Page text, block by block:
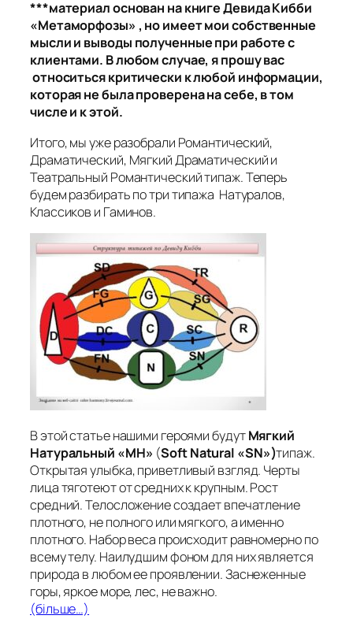
***материал основан на книге Девида Кибби
«Метаморфозы» , но имеет мои собственные
мысли и выводы полученные при работе с
клиентами. В любом случае, я прошу вас
относиться критически к любой информации,
которая не была проверена на себе, в том
числе и к этой.
Итого, мы уже разобрали Романтический,
Драматический, Мягкий Драматический и
Театральный Романтический типаж. Теперь
будем разбирать по три типажа Натуралов,
Классиков и Гаминов.
В этой статье нашими героями будутМягкий
Натуральный «МН» (SoftNatural «SN»)типаж.
Открытая улыбка, приветливый взгляд. Черты
лица тяготеют от средних к крупным. Рост
средний. Телосложение создает впечатление
плотного, не полного или мягкого, а именно
плотного. Набор веса происходит равномерно по
всему телу. Наилудшим фоном для них является
природа в любом ее проявлении. Заснеженные
горы, яркое море, лес, не важно.
(більше…)